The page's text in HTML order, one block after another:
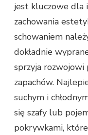
jest kluczowe dla
zachowania
schowaniem
dokładnie
sprzyja rozwojowi
zapachów.
suchym i
się szafy lub
pokrywkami,